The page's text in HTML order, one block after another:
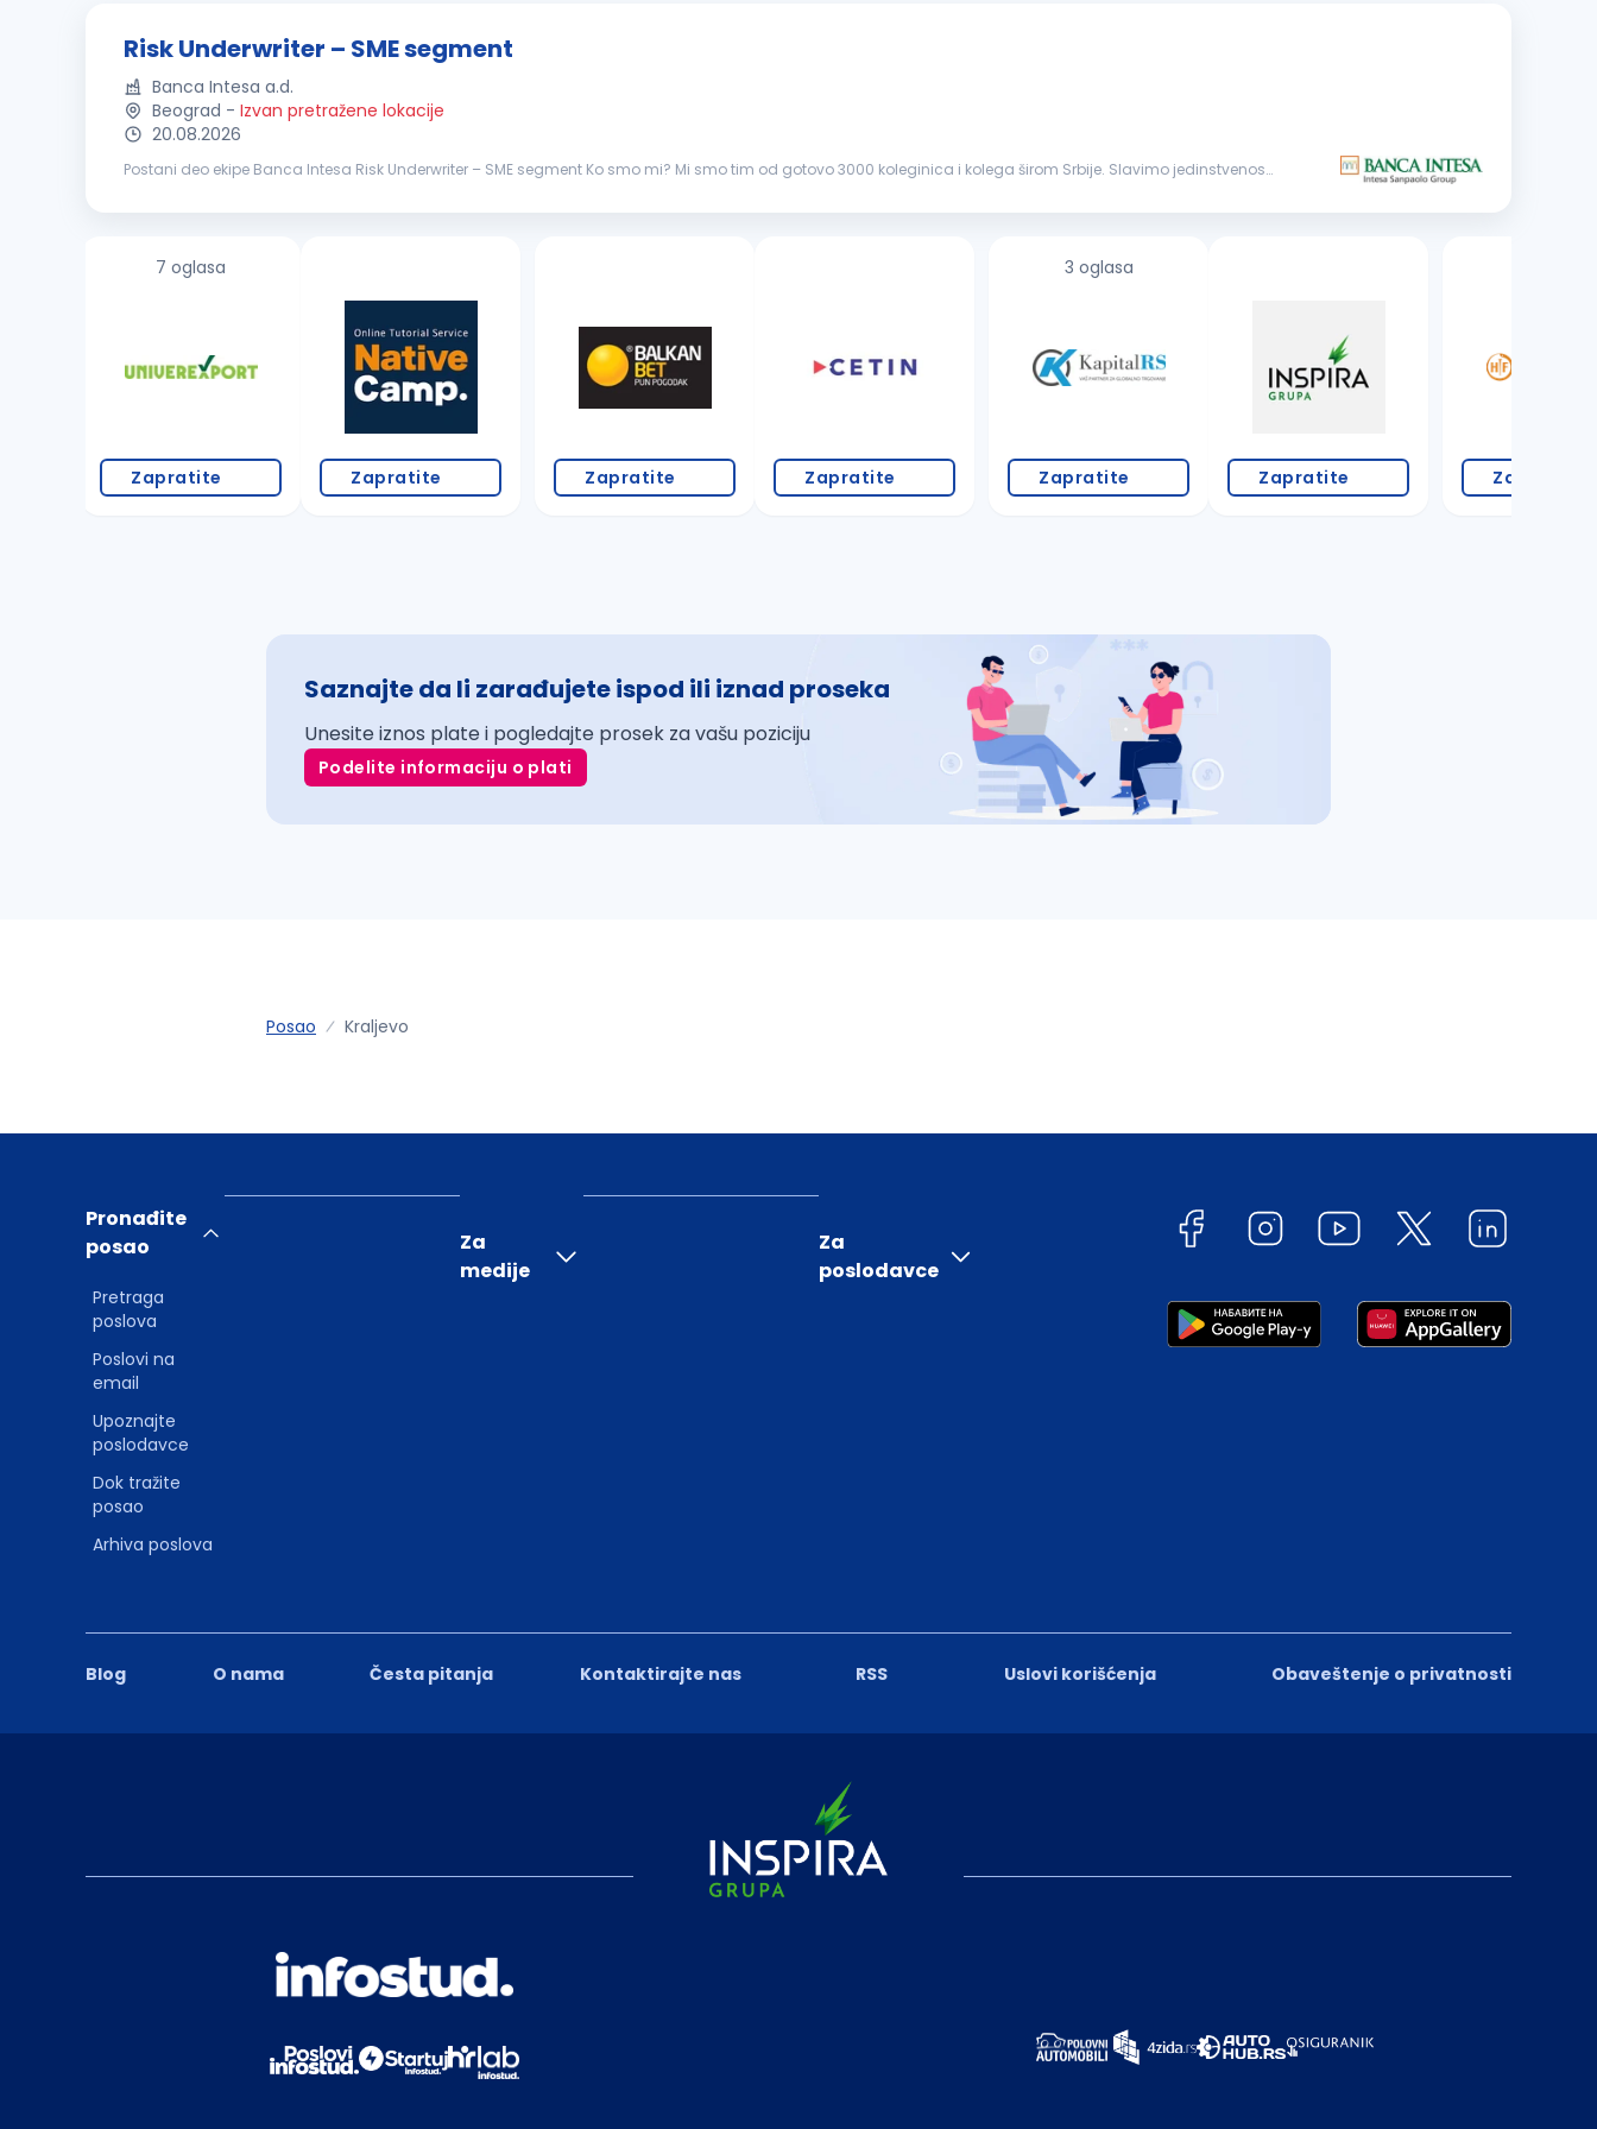
Risk Underwriter – SME segment
Banca Intesa a.d.
Beograd - Izvan pretražene lokacije
20.08.2026
Postani deo ekipe Banca Intesa Risk Underwriter – SME segment Ko smo mi? Mi smo tim od gotovo 3000 koleginica i kolega širom Srbije. Slavimo jedinstvenost
7 oglasa
Zapratite Zapratite Zapratite Zapratite
3 oglasa
Zapratite Zapratite Zapratite
Saznajte da li zarađujete ispod ili iznad proseka
Unesite iznos plate i pogledajte prosek za vašu poziciju
Podelite informaciju o plati
Posao Kraljevo
Blog O nama Česta pitanja Kontaktirajte nas RSS Uslovi korišćenja Obaveštenje o privatnosti
Pronađite
posao
Pretraga
poslova
Poslovi na
email
Upoznajte
poslodavce
Dok tražite
posao
Arhiva poslova
Za
medije
Za
poslodavce